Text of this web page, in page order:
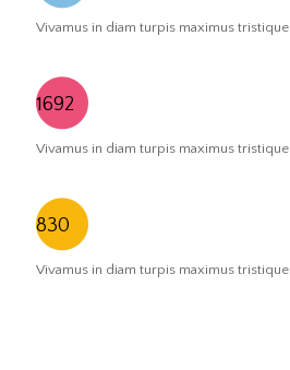
Vivamus in diam turpis maximus tristique
1692
Vivamus in diam turpis maximus tristique
830
Vivamus in diam turpis maximus tristique